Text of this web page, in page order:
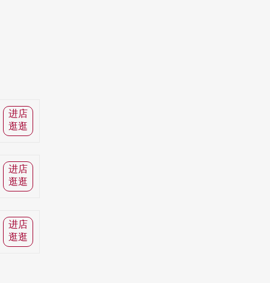
进店
逛逛
进店
逛逛
进店
逛逛